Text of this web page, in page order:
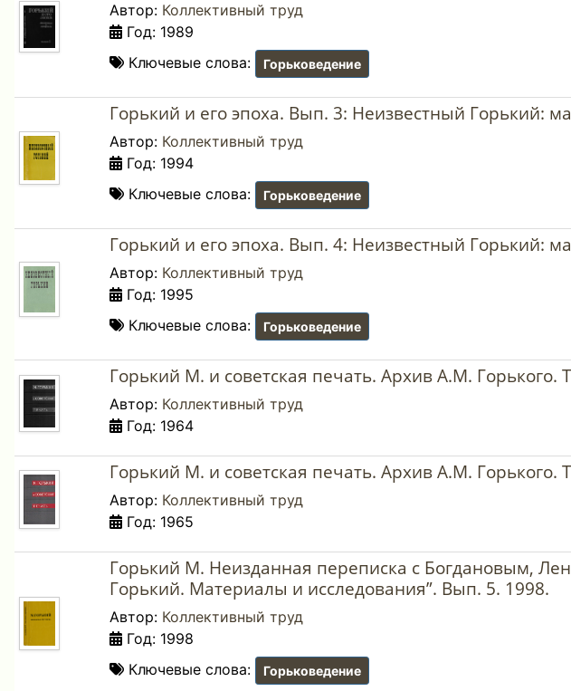
Автор: Коллективный труд
Год: 1989
Ключевые слова:
Горьковедение
Горький и его эпоха. Вып. 3: Неизвестный Горький:
Автор: Коллективный труд
Год: 1994
Ключевые слова:
Горьковедение
Горький и его эпоха. Вып. 4: Неизвестный Горький:
Автор: Коллективный труд
Год: 1995
Ключевые слова:
Горьковедение
Горький М. и советская печать. Архив А.М. Горького.
Автор: Коллективный труд
Год: 1964
Горький М. и советская печать. Архив А.М. Горького.
Автор: Коллективный труд
Год: 1965
Горький М. Неизданная переписка с Богдановым,
Горький. Материалы и исследования”. Вып. 5. 1998.
Автор: Коллективный труд
Год: 1998
Ключевые слова:
Горьковедение